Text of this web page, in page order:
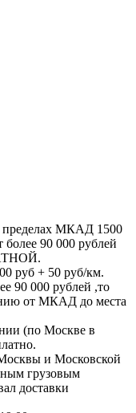
пределах МКАД 1500
более 90 000 рублей
руб + 50 руб/км.
90 000 рублей ,то
от МКАД до места
(по Москве в
и Московской
грузовым
доставки